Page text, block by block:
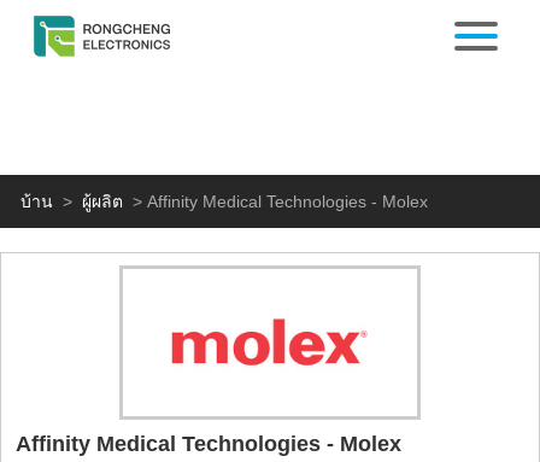
บ้าน > ผู้ผลิต >Affinity Medical Technologies - Molex
Affinity Medical Technologies - Molex